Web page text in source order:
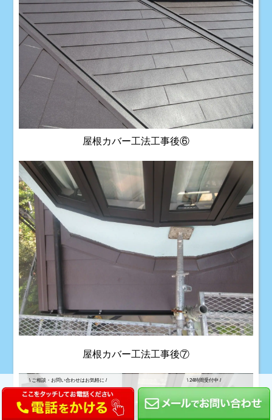
屋根カバー工法工事後⑥
屋根カバー工法工事後⑦
\ ご相談・お問い合わせはお気軽に / \ 24時間受付中 /